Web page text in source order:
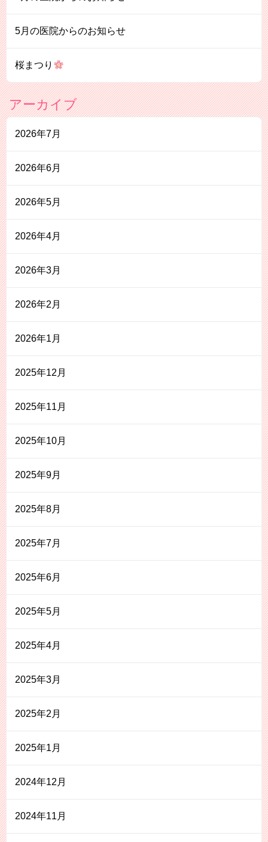
5月の医院からのお知らせ
桜まつり
アーカイブ
2026年7月
2026年6月
2026年5月
2026年4月
2026年3月
2026年2月
2026年1月
2025年12月
2025年11月
2025年10月
2025年9月
2025年8月
2025年7月
2025年6月
2025年5月
2025年4月
2025年3月
2025年2月
2025年1月
2024年12月
2024年11月